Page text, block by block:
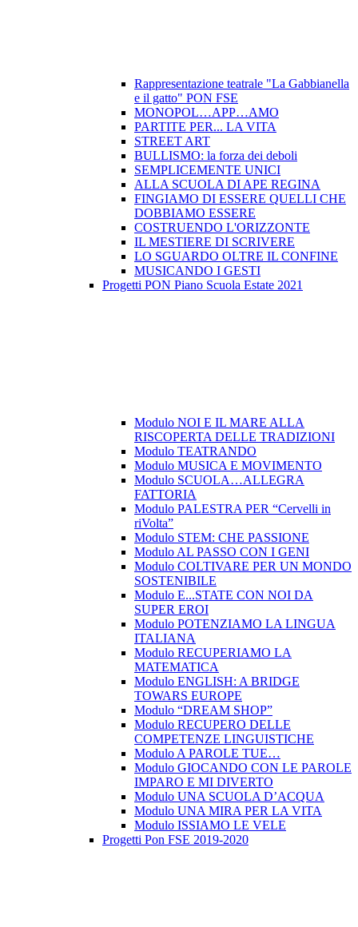
Rappresentazione teatrale "La Gabbianella
e il gatto" PON FSE
MONOPOL…APP…AMO
PARTITE PER... LA VITA
STREET ART
BULLISMO: la forza dei deboli
SEMPLICEMENTE UNICI
ALLA SCUOLA DI APE REGINA
FINGIAMO DI ESSERE QUELLI CHE
DOBBIAMO ESSERE
COSTRUENDO L'ORIZZONTE
IL MESTIERE DI SCRIVERE
LO SGUARDO OLTRE IL CONFINE
MUSICANDO I GESTI
Progetti PON Piano Scuola Estate 2021
Modulo NOI E IL MARE ALLA
RISCOPERTA DELLE TRADIZIONI
Modulo TEATRANDO
Modulo MUSICA E MOVIMENTO
Modulo SCUOLA…ALLEGRA
FATTORIA
Modulo PALESTRA PER “Cervelli in
riVolta”
Modulo STEM: CHE PASSIONE
Modulo AL PASSO CON I GENI
Modulo COLTIVARE PER UN MONDO
SOSTENIBILE
Modulo E...STATE CON NOI DA
SUPER EROI
Modulo POTENZIAMO LA LINGUA
ITALIANA
Modulo RECUPERIAMO LA
MATEMATICA
Modulo ENGLISH: A BRIDGE
TOWARS EUROPE
Modulo “DREAM SHOP”
Modulo RECUPERO DELLE
COMPETENZE LINGUISTICHE
Modulo A PAROLE TUE…
Modulo GIOCANDO CON LE PAROLE
IMPARO E MI DIVERTO
Modulo UNA SCUOLA D’ACQUA
Modulo UNA MIRA PER LA VITA
Modulo ISSIAMO LE VELE
Progetti Pon FSE 2019-2020